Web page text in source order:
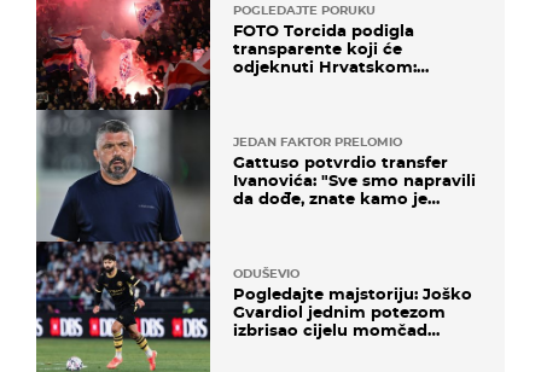
POGLEDAJTE PORUKU
FOTO Torcida podigla
transparente koji će
odjeknuti Hrvatskom:
JEDAN FAKTOR PRELOMIO
Gattuso potvrdio transfer
Ivanovića: "Sve smo napravili
da dođe, znate kamo je
ODUŠEVIO
Pogledajte majstoriju: Joško
Gvardiol jednim potezom
izbrisao cijelu momčad